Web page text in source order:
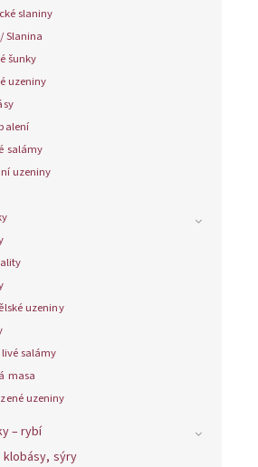
slaniny
Slanina
šunky
uzeniny
salámy
uzeniny
uzeniny
salámy
masa
uzeniny
– rybí
klobásy, sýry